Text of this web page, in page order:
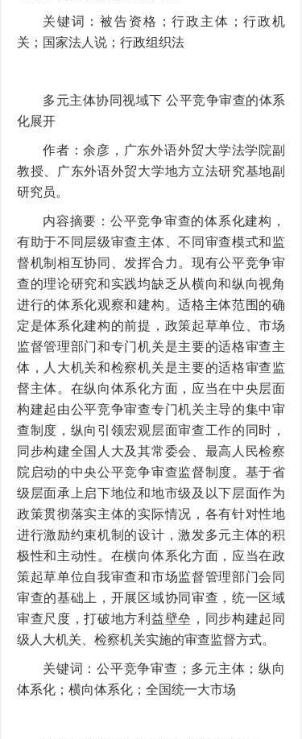
关键词：被告资格；行政主体；行政机
关；国家法人说；行政组织法
多元主体协同视域下 公平竞争审查的体系
化展开
作者：余彦，广东外语外贸大学法学院副
教授、广东外语外贸大学地方立法研究基地副
研究员。
内容摘要：公平竞争审查的体系化建构，
有助于不同层级审查主体、不同审查模式和监
督机制相互协同、发挥合力。现有公平竞争审
查的理论研究和实践均缺乏从横向和纵向视角
进行的体系化观察和建构。适格主体范围的确
定是体系化建构的前提，政策起草单位、市场
监督管理部门和专门机关是主要的适格审查主
体，人大机关和检察机关是主要的适格审查监
督主体。在纵向体系化方面，应当在中央层面
构建起由公平竞争审查专门机关主导的集中审
查制度，纵向引领宏观层面审查工作的同时，
同步构建全国人大及其常委会、最高人民检察
院启动的中央公平竞争审查监督制度。基于省
级层面承上启下地位和地市级及以下层面作为
政策贯彻落实主体的实际情况，各有针对性地
进行激励约束机制的设计，激发多元主体的积
极性和主动性。在横向体系化方面，应当在政
策起草单位自我审查和市场监督管理部门会同
审查的基础上，开展区域协同审查，统一区域
审查尺度，打破地方利益壁垒，同步构建起同
级人大机关、检察机关实施的审查监督方式。
关键词：公平竞争审查；多元主体；纵向
体系化；横向体系化；全国统一大市场